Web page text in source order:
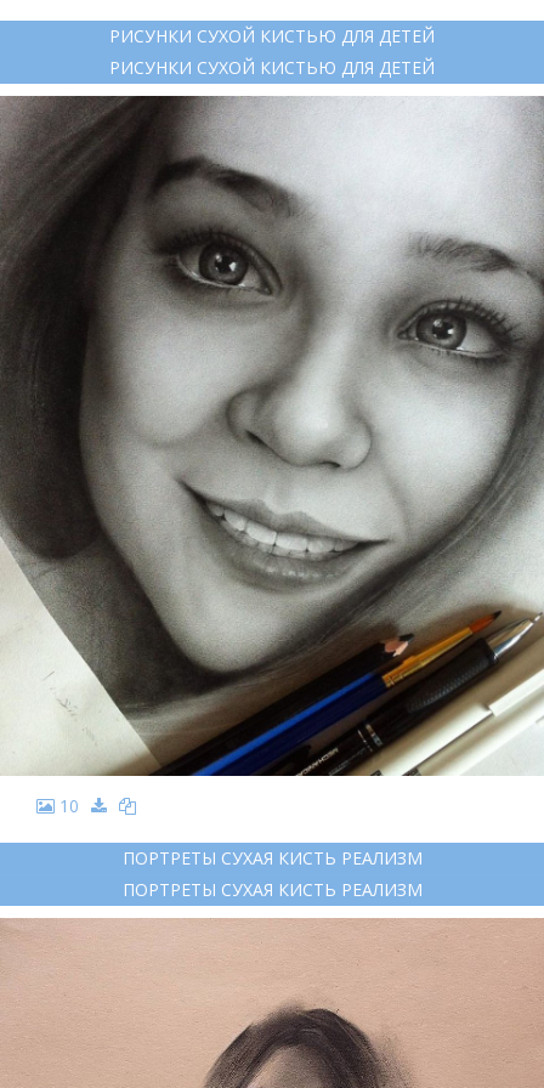
РИСУНКИ СУХОЙ КИСТЬЮ ДЛЯ ДЕТЕЙ
РИСУНКИ СУХОЙ КИСТЬЮ ДЛЯ ДЕТЕЙ
10
ПОРТРЕТЫ СУХАЯ КИСТЬ РЕАЛИЗМ
ПОРТРЕТЫ СУХАЯ КИСТЬ РЕАЛИЗМ